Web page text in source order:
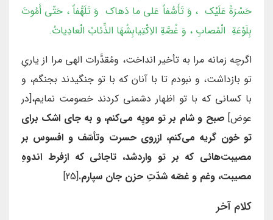
حَسْرَةً عَلَيْك ، وَ تَأَسُّفاً عَلى ما دَهاك وَ تَلَهُّفاً ، حَتّى أَمُوتَ
بِلَوْعَةِ الْمُصابِ ، وَ غُصَّةِ الاِكْتِيابِشُهَا الذِّئابُ الْعادِياتُ.
اگرچه زمانه مرا به تأخير انداخت، ومُقدَّرات الهى مرا از يارىِ
تو بازداشت، و نبودم تا با آنان كه با تو جنگيدند بجنگم، و
با كسانی كه با تو اظهار دشمنى كردند خصومت نمايم،[در
عوض] صبح و شام بر تو مويِه می‌كنم، و به جاى اشك براى
تو خون گريه می‌كنم، ازروى حسرت وتأسّف و افسوس بر
مصيبت‌هائى كه بر تو واردشد، تاجائى كه ازفرط اندوهِ
مصيبت، وغم و غصّه شدّتِ حزن جان سپارم.[25]
کلام آخر